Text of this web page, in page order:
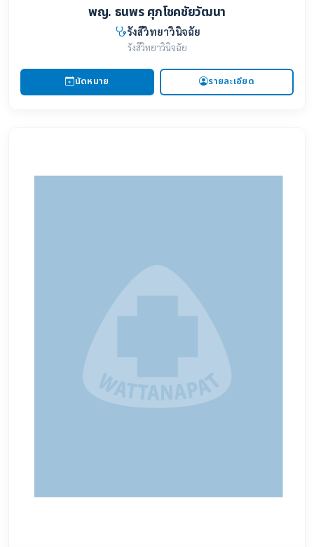
พญ. ธนพร ศุภโชคชัยวัฒนา
รังสีวิทยาวินิจฉัย
รังสีวิทยาวินิจฉัย
นัดหมาย รายละเอียด